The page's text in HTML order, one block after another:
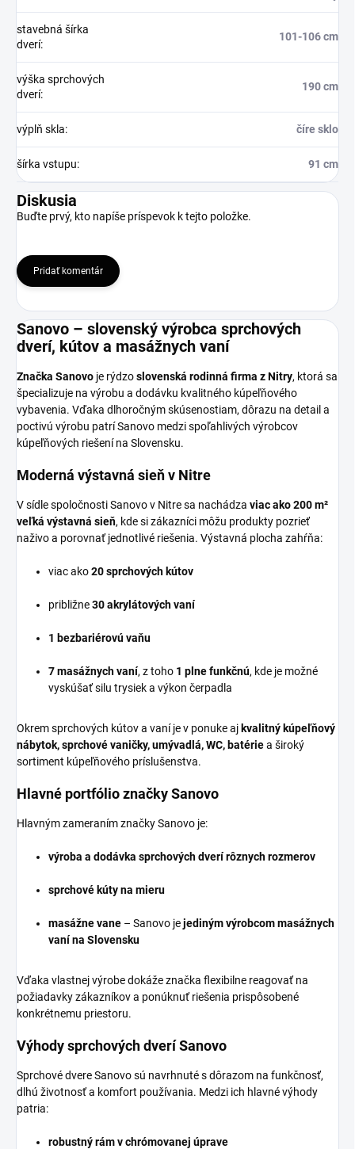
stavebná šírka
dverí:
101-106 cm
výška sprchových
dverí:
190 cm
výplň skla: číre sklo
šírka vstupu: 91 cm
Diskusia
Buďte prvý, kto napíše príspevok k tejto položke.
Pridať komentár
Sanovo – slovenský výrobca sprchových
dverí, kútov a masážnych vaní
Značka Sanovo je rýdzoslovenská rodinná firma z Nitry, ktorá sa
špecializuje na výrobu a dodávku kvalitného kúpeľňového
vybavenia. Vďaka dlhoročným skúsenostiam, dôrazu na detail a
poctivú výrobu patrí Sanovo medzi spoľahlivých výrobcov
kúpeľňových riešení na Slovensku.
Moderná výstavná sieň v Nitre
V sídle spoločnosti Sanovo v Nitre sa nachádza viac ako 200 m²
veľká výstavná sieň, kde si zákazníci môžu produkty pozrieť
naživo a porovnať jednotlivé riešenia. Výstavná plocha zahŕňa:
viac ako20 sprchových kútov
približne30 akrylátových vaní
1 bezbariérovú vaňu
7 masážnych vaní, z toho 1 plne funkčnú, kde je možné
vyskúšať silu trysiek a výkon čerpadla
Okrem sprchových kútov a vaní je v ponuke ajkvalitný kúpeľňový
nábytok, sprchové vaničky, umývadlá, WC, batériea široký
sortiment kúpeľňového príslušenstva.
Hlavné portfólio značky Sanovo
Hlavným zameraním značky Sanovo je:
výroba a dodávka sprchových dverí rôznych rozmerov
sprchové kúty na mieru
masážne vane – Sanovo jejediným výrobcom masážnych
vaní na Slovensku
Vďaka vlastnej výrobe dokáže značka flexibilne reagovať na
požiadavky zákazníkov a ponúknuť riešenia prispôsobené
konkrétnemu priestoru.
Výhody sprchových dverí Sanovo
Sprchové dvere Sanovo sú navrhnuté s dôrazom na funkčnosť,
dlhú životnosť a komfort používania. Medzi ich hlavné výhody
patria:
robustný rám v chrómovanej úprave